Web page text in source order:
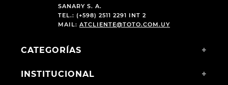
SANARY S. A.
TEL.: (+598) 2511 2291 INT 2
MAIL: ATCLIENTE@TOTO.COM.UY
CATEGORÍAS +
INSTITUCIONAL +